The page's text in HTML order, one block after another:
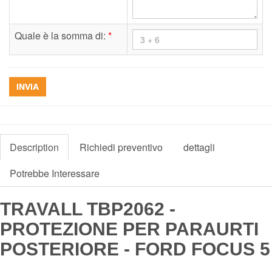
Quale è la somma di: *
INVIA
Description Richiedi preventivo
dettagli
Potrebbe Interessare
TRAVALL TBP2062 -
PROTEZIONE PER PARAURTI
POSTERIORE - FORD FOCUS 5